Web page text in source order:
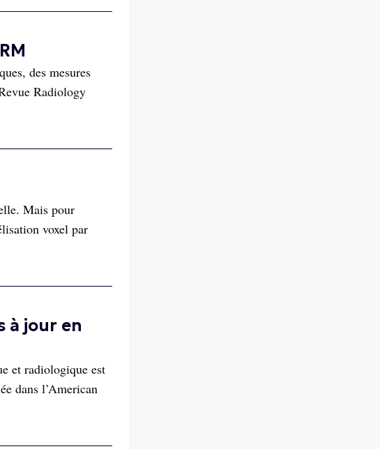
des mesures
Radiology
Mais pour
voxel par
à jour en
et radiologique est
dans l’American